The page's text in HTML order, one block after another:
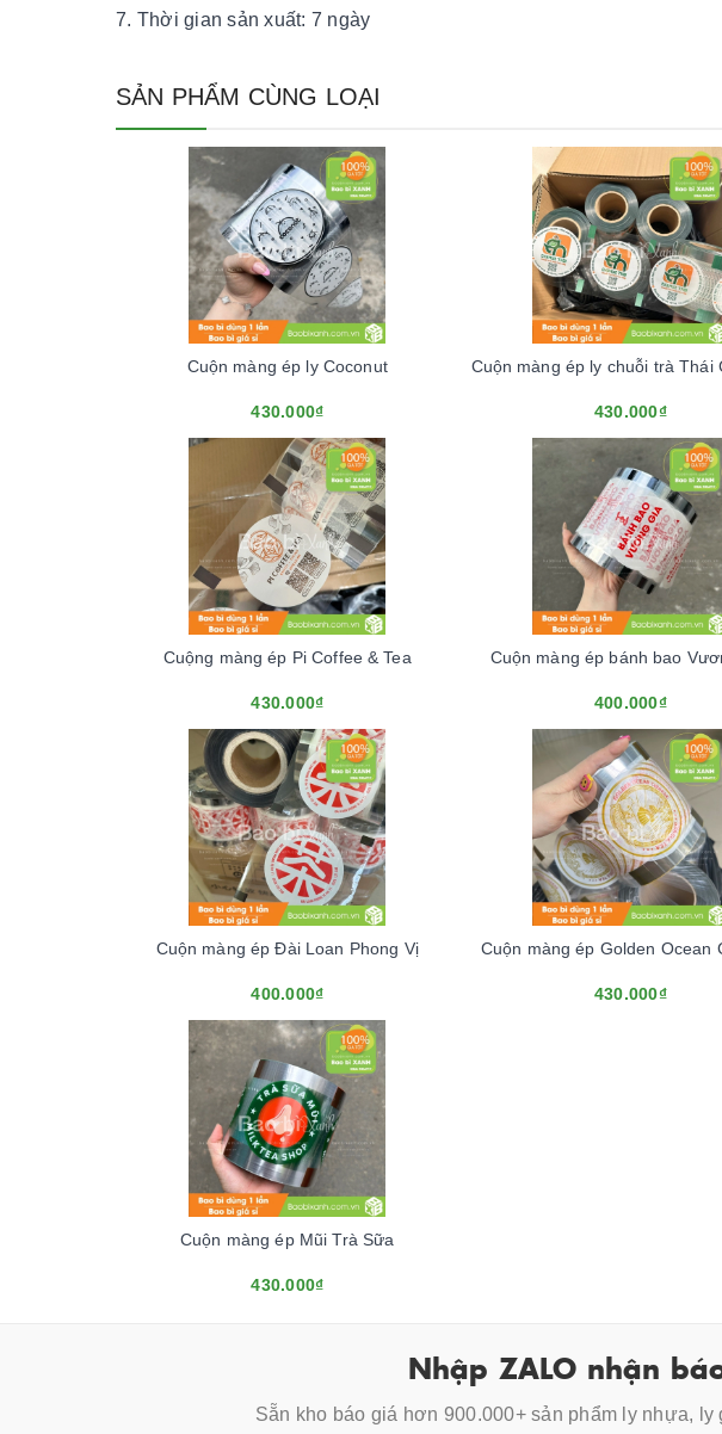
Thời gian sản xuất: 7 ngày
SẢN PHẨM CÙNG LOẠI
Cuộn màng ép ly Coconut
430.000₫ 430.000₫
Cuộng màng ép Pi Coffee & Tea
430.000₫
Cuộn màng ép bánh bao
400.000₫
Cuộn màng ép Đài Loan Phong Vị
400.000₫
Cuộn màng ép Golden Ocean
430.000₫
Cuộn màng ép Mũi Trà Sữa
430.000₫
Nhập ZALO nhận
Sẵn kho báo giá hơn 900.000+ sản phẩm ly nhựa,